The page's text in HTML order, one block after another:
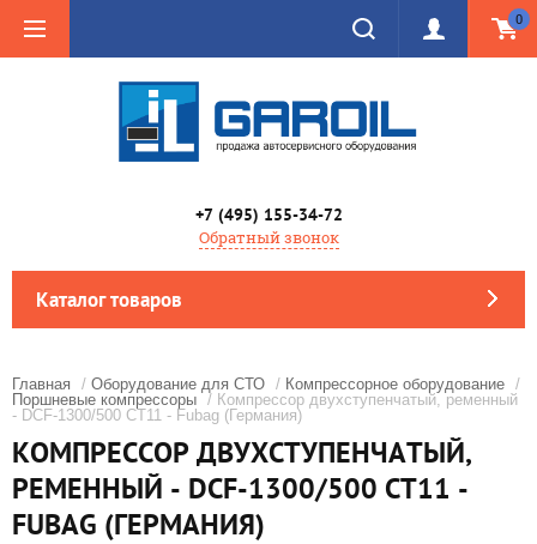
0
+7 (495) 155-34-72
Обратный звонок
Каталог товаров
Главная / Оборудование для СТО / Компрессорное оборудование /
Поршневые компрессоры / Компрессор двухступенчатый, ременный
- DCF-1300/500 CT11 - Fubag (Германия)
КОМПРЕССОР ДВУХСТУПЕНЧАТЫЙ,
РЕМЕННЫЙ - DCF-1300/500 CT11 -
FUBAG (ГЕРМАНИЯ)